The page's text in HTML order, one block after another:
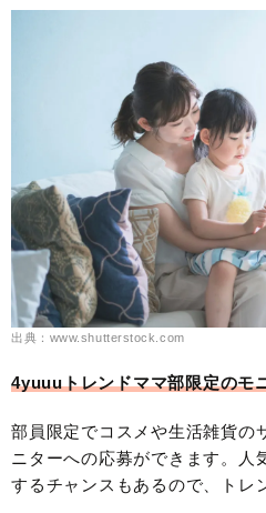
出典：www.shutterstock.com
4yuuuトレンドママ部限定のモ
部員限定でコスメや生活雑貨の
ニターへの応募ができます。人
するチャンスもあるので、ト